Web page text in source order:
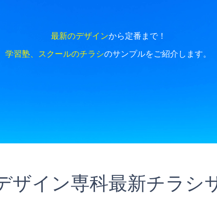
最新のデザインから定番まで！
学習塾、スクールのチラシのサンプルをご紹介します。
ザイン専科最新チラシ